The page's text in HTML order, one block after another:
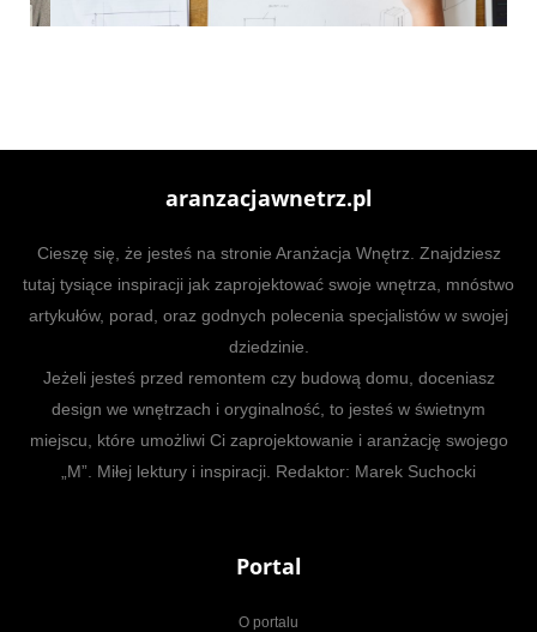
aranzacjawnetrz.pl
Cieszę się, że jesteś na stronie Aranżacja Wnętrz. Znajdziesz
tutaj tysiące inspiracji jak zaprojektować swoje wnętrza, mnóstwo
artykułów, porad, oraz godnych polecenia specjalistów w swojej
dziedzinie.
Jeżeli jesteś przed remontem czy budową domu, doceniasz
design we wnętrzach i oryginalność, to jesteś w świetnym
miejscu, które umożliwi Ci zaprojektowanie i aranżację swojego
„M”. Miłej lektury i inspiracji. Redaktor: Marek Suchocki
Portal
O portalu